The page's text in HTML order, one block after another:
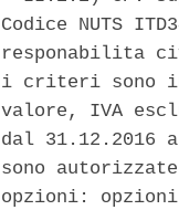
Codice NUTS
responabilita
i criteri sono
valore, IVA
dal
sono
opzioni: